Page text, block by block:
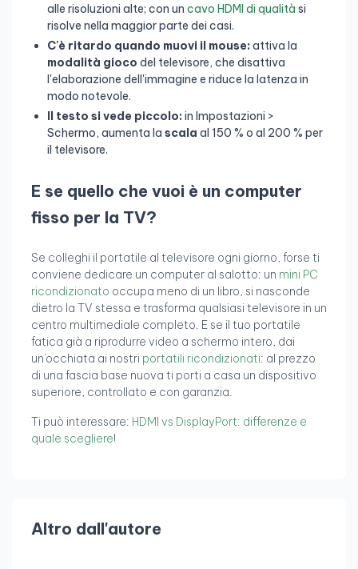
alle risoluzioni alte; con un cavo HDMI di qualità si
risolve nella maggior parte dei casi.
C'è ritardo quando muovi il mouse: attiva la
modalità gioco del televisore, che disattiva
l'elaborazione dell'immagine e riduce la latenza in
modo notevole.
Il testo si vede piccolo: in Impostazioni >
Schermo, aumenta la scala al 150 % o al 200 % per
il televisore.
E se quello che vuoi è un computer
fisso per la TV?
Se colleghi il portatile al televisore ogni giorno, forse ti
conviene dedicare un computer al salotto: un mini PC
ricondizionato occupa meno di un libro, si nasconde
dietro la TV stessa e trasforma qualsiasi televisore in un
centro multimediale completo. E se il tuo portatile
fatica già a riprodurre video a schermo intero, dai
un'occhiata ai nostri portatili ricondizionati: al prezzo
di una fascia base nuova ti porti a casa un dispositivo
superiore, controllato e con garanzia.
Ti può interessare: HDMI vs DisplayPort: differenze e
quale scegliere!
Altro dall'autore